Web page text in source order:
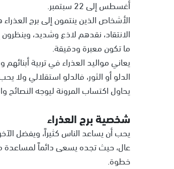
أغسطس إلى 22 سبتمبر.
الأشخاص الذين ينتمون إلى برج
الانتقاد، نقدهم لاذع وشديد، وينظرون
ما تكون معبرة ودقيقة.
يعاني مواليد العذراء في تربية
الدلو أو الثور، فالدلو استقلالي
يحاول اكتساب المرونة ليوجه
شخصية برج العذراء
يحب أن يساعد الناس كثيراً، ويفضل
عال، حيث تجده يسعى دائماً لمساعدة
خطوة.